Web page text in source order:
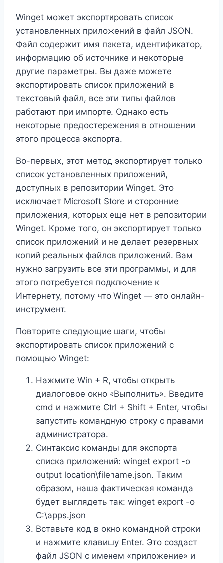
Winget может экспортировать список
установленных приложений в файл JSON.
Файл содержит имя пакета, идентификатор,
информацию об источнике и некоторые
другие параметры. Вы даже можете
экспортировать список приложений в
текстовый файл, все эти типы файлов
работают при импорте. Однако есть
некоторые предостережения в отношении
этого процесса экспорта.
Во-первых, этот метод экспортирует только
список установленных приложений,
доступных в репозитории Winget. Это
исключает Microsoft Store и сторонние
приложения, которых еще нет в репозитории
Winget. Кроме того, он экспортирует только
список приложений и не делает резервных
копий реальных файлов приложений. Вам
нужно загрузить все эти программы, и для
этого потребуется подключение к
Интернету, потому что Winget — это онлайн-
инструмент.
Повторите следующие шаги, чтобы
экспортировать список приложений с
помощью Winget:
Нажмите Win + R, чтобы открыть
диалоговое окно «Выполнить». Введите
cmd и нажмите Ctrl + Shift + Enter, чтобы
запустить командную строку с правами
администратора.
Синтаксис команды для экспорта
списка приложений: winget export -o
output location\filename.json. Таким
образом, наша фактическая команда
будет выглядеть так: winget export -o
C:\apps.json
Вставьте код в окно командной строки
и нажмите клавишу Enter. Это создаст
файл JSON с именем «приложение» и